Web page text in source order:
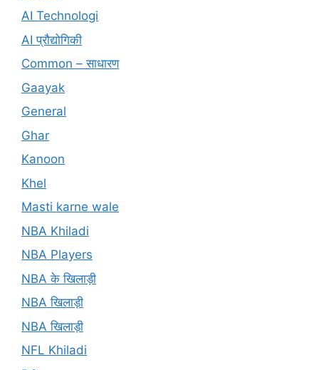
AI Technologi
AI प्रौद्योगिकी
Common – साधारण
Gaayak
General
Ghar
Kanoon
Khel
Masti karne wale
NBA Khiladi
NBA Players
NBA के खिलाड़ी
NBA खिलाड़ी
NBA खिलाड़ी
NFL Khiladi